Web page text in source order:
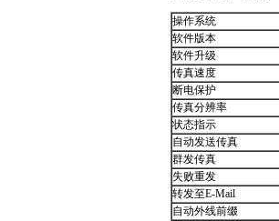
操作系统
软件版本
软件升级
传真速度
断电保护
传真分辨率
状态指示
自动发送传真
群发传真
失败重发
转发至E-Mail
自动外线前缀